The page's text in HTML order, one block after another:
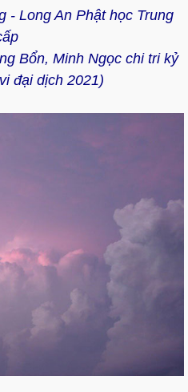
- Long An Phật học Trung
Bổn, Minh Ngọc chi tri kỷ
đại dịch 2021)